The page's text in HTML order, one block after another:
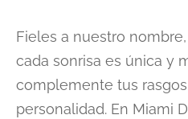
Fieles a nuestro
cada sonrisa es única y
complemente tus
personalidad. En Miami